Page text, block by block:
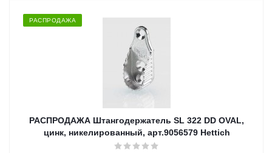
РАСПРОДАЖА
РАСПРОДАЖА Штангодержатель SL 322 DD OVAL,
цинк, никелированный, арт.9056579 Hettich